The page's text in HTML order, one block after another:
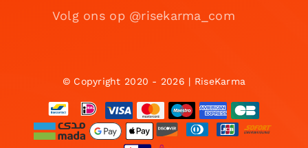
Volg ons op @risekarma_com
© Copyright 2020 - 2026 | RiseKarma